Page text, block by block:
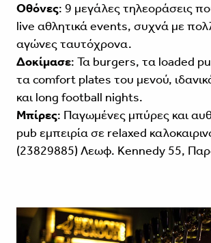
Οθόνες: 9 μεγάλες τηλεοράσεις
live αθλητικά events, συχνά με
αγώνες ταυτόχρονα.
Δοκίμασε: Τα burgers, τα loaded
τα comfort plates του μενού,
και long football nights.
Μπίρες: Παγωμένες μπύρες και
pub εμπειρία σε relaxed
(23829885) Λεωφ. Kennedy 55,